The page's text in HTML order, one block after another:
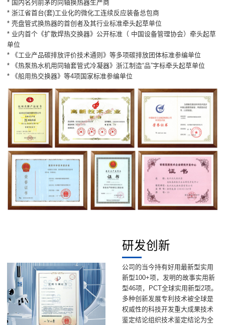
* 国内名列前茅的同轴换热器生产商
* 浙江省首台(套)工业化的微化工连续反应装备总包商
* 壳盘管式换热器的首创者及其行业标准牵头起草单位
* 业内首个《扩散焊热交换器》公开标准（ 中国设备管理协会）牵头起草
单位
* 《工业产品碳排放评价技术通则》等多项碳排放团体标准参编单位
* 《热泵热水机用同轴套管式冷凝器》浙江制造“品”字标牵头起草单位
* 《船用热交换器》等4项国家标准参编单位
研发创新
公司的当今持有好用最新型实用
新型100+项，发明的故事实用新
型46项，PCT全球实用新型2项。
多种创新发展专利技术被全球是
权威性的科技开发重大成果技术
鉴定结论组织技术鉴定结论为全